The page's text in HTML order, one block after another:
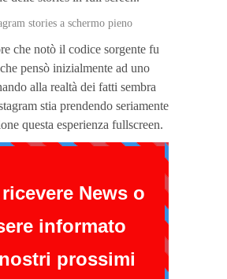
che notò il codice sorgente fu
pensò inizialmente ad uno
alla realtà dei fatti sembra
stia prendendo seriamente
questa esperienza fullscreen.